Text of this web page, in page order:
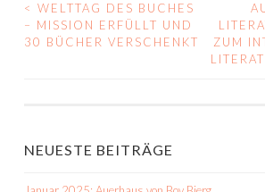
BEITRAGS-
NAVIGATION
< WELTTAG DES BUCHES
– MISSION ERFÜLLT UND
30 BÜCHER VERSCHENKT
ZUM
NEUESTE BEITRÄGE